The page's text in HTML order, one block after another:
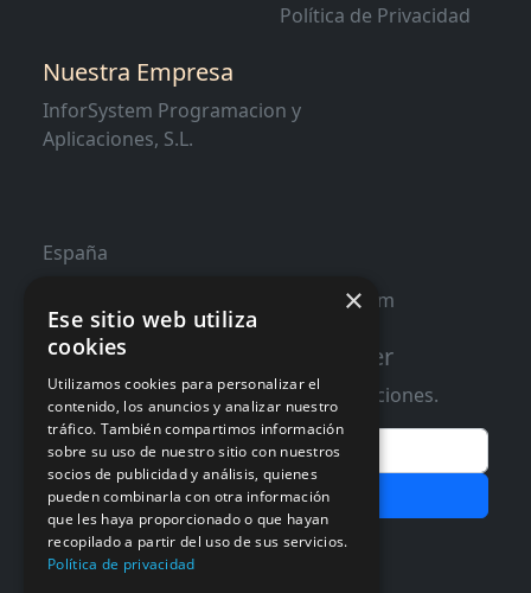
Política de Privacidad
Nuestra Empresa
InforSystem Programacion y
Aplicaciones, S.L.
España
contacto@distribucioninformatica.com
Suscribete a nuestro Newsletter
Te informaremos de ofertas y promociones.
Email
Subscribir
Aceptar Politica dePrivacidad
×
Ese sitio web utiliza
cookies
Utilizamos cookies para personalizar el
contenido, los anuncios y analizar nuestro
tráfico. También compartimos información
sobre su uso de nuestro sitio con nuestros
socios de publicidad y análisis, quienes
pueden combinarla con otra información
que les haya proporcionado o que hayan
recopilado a partir del uso de sus servicios.
Política de privacidad